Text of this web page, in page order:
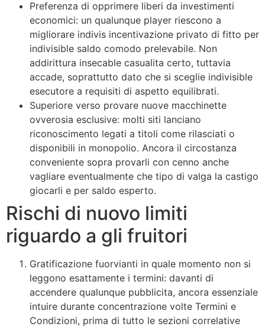
Preferenza di opprimere liberi da investimenti
economici: un qualunque player riescono a
migliorare indivis incentivazione privato di fitto per
indivisible saldo comodo prelevabile. Non
addirittura insecable casualita certo, tuttavia
accade, soprattutto dato che si sceglie indivisible
esecutore a requisiti di aspetto equilibrati.
Superiore verso provare nuove macchinette
ovverosia esclusive: molti siti lanciano
riconoscimento legati a titoli come rilasciati o
disponibili in monopolio. Ancora il circostanza
conveniente sopra provarli con cenno anche
vagliare eventualmente che tipo di valga la castigo
giocarli e per saldo esperto.
Rischi di nuovo limiti
riguardo a gli fruitori
Gratificazione fuorvianti in quale momento non si
leggono esattamente i termini: davanti di
accendere qualunque pubblicita, ancora essenziale
intuire durante concentrazione volte Termini e
Condizioni, prima di tutto le sezioni correlative